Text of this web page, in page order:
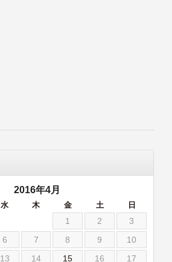
2016年4月
水 木 金 土 日
1 2
3
6 7 8 9
10
13 14 15 16
17